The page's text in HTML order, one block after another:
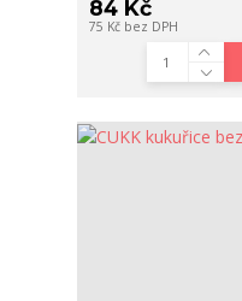
84 Kč
75 Kč bez DPH